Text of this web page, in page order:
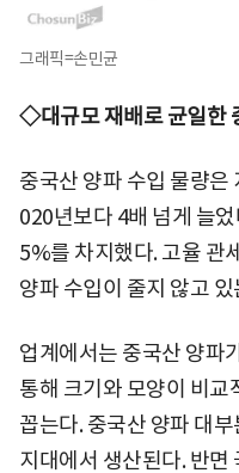
그래픽=손민균
◇대규모 재배로 균일한
중국산 양파 수입 물량
020년보다 4배 넘게 늘
5%를 차지했다. 고율 관
양파 수입이 줄지 않고
업계에서는 중국산 양파
통해 크기와 모양이 비교
꼽는다. 중국산 양파 대
지대에서 생산된다. 반면